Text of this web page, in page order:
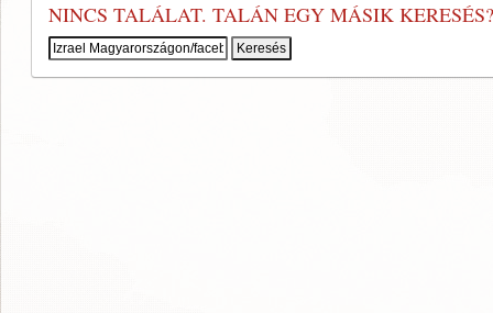
NINCS TALÁLAT. TALÁN EGY MÁSIK KERESÉS?
Keresés: